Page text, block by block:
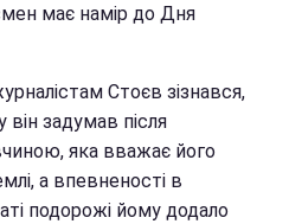
має намір до Дня
Стоєв зізнався,
задумав після
яка вважає його
а впевненості в
подорожі йому додало